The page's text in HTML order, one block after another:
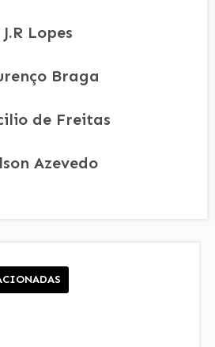
J.R Lopes
Braga
de Freitas
Azevedo